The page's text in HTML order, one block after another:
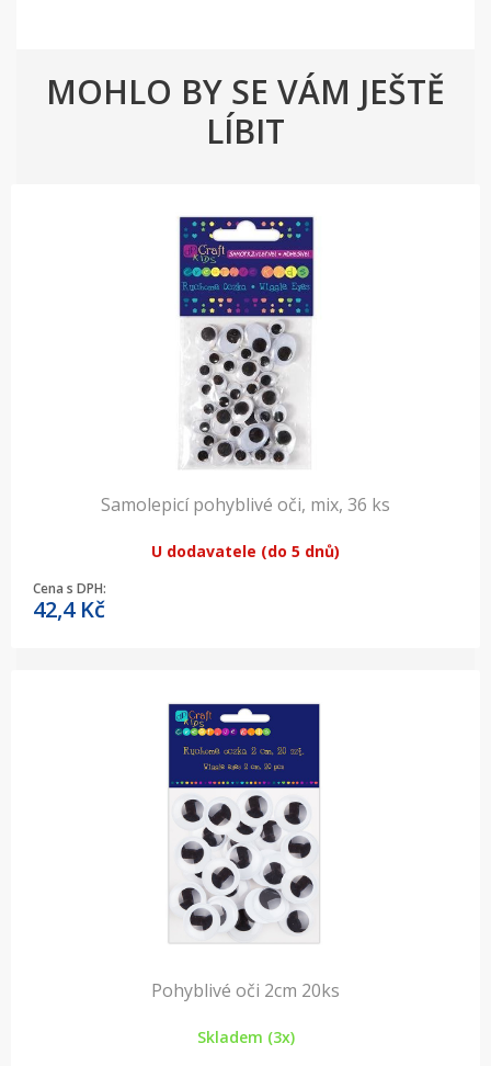
MOHLO BY SE VÁM JEŠTĚ
LÍBIT
Samolepicí pohyblivé oči, mix, 36 ks
U dodavatele (do 5 dnů)
Cena s DPH:
42,4 Kč
Pohyblivé oči 2cm 20ks
Skladem (3x)